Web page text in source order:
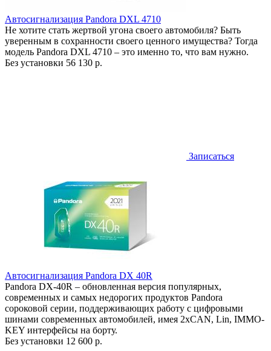
Автосигнализация Pandora DXL 4710
Не хотите стать жертвой угона своего автомобиля? Быть
уверенным в сохранности своего ценного имущества? Тогда
модель Pandora DXL 4710 – это именно то, что вам нужно.
Без установки 56 130 р.
Записаться
Автосигнализация Pandora DX 40R
Pandora DX-40R – обновленная версия популярных,
современных и самых недорогих продуктов Pandora
сороковой серии, поддерживающих работу с цифровыми
шинами современных автомобилей, имея 2хCAN, Lin, IMMO-
KEY интерфейсы на борту.
Без установки 12 600 р.